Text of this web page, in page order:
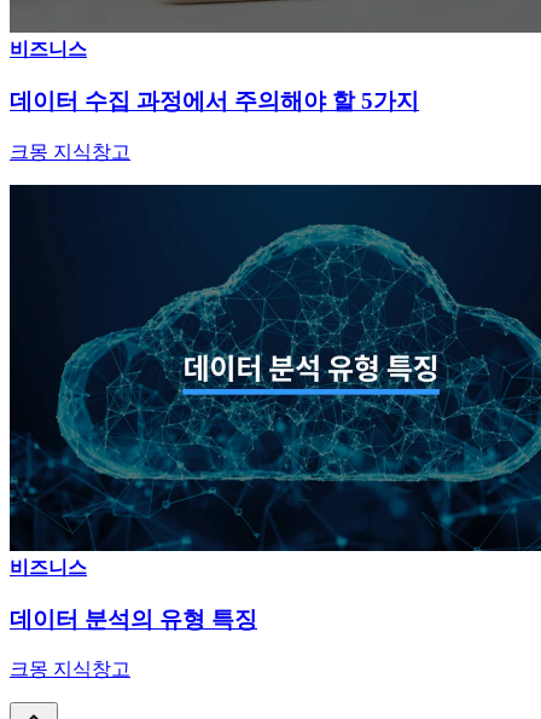
비즈니스
데이터 수집 과정에서 주의해야 할 5가지
크몽 지식창고
비즈니스
데이터 분석의 유형 특징
크몽 지식창고